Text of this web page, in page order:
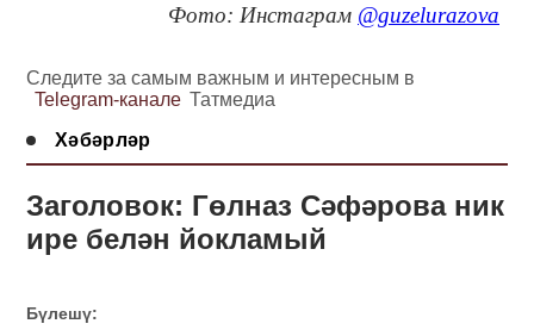
Фото: Инстаграм @guzelurazova
Следите за самым важным и интересным в
Telegram-канале Татмедиа
Хәбәрләр
Заголовок: Гөлназ Сәфәрова ник
ире белән йокламый
Бүлешү: